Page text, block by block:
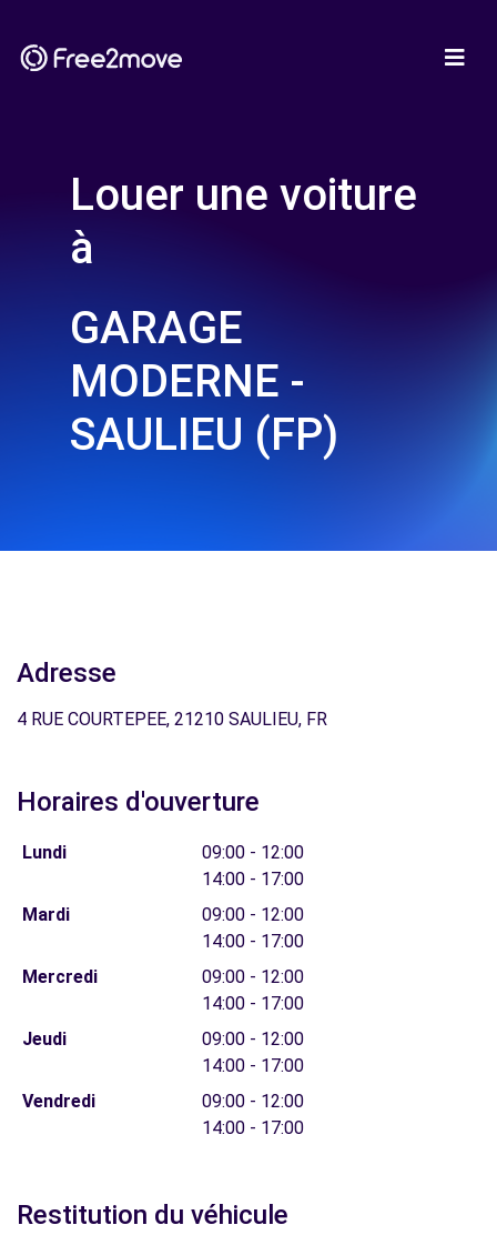
Louer une voiture
à
GARAGE
MODERNE -
SAULIEU (FP)
Adresse
4 RUE COURTEPEE, 21210 SAULIEU, FR
Horaires d'ouverture
Lundi
09:00 - 12:00
14:00 - 17:00
Mardi
09:00 - 12:00
14:00 - 17:00
Mercredi
09:00 - 12:00
14:00 - 17:00
Jeudi
09:00 - 12:00
14:00 - 17:00
Vendredi
09:00 - 12:00
14:00 - 17:00
Restitution du véhicule